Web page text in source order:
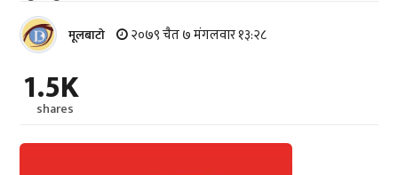
मूलबाटाे २०७९ चैत ७ मंगलवार १३:२८
1.5K
shares